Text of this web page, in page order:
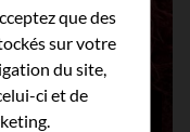
Les
que des
sur votre
du site,
ci et de